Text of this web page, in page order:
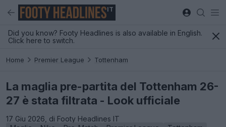
IT
Did you know? Footy Headlines is also available in English.
Click here to switch.
Home Premier League Tottenham
La maglia pre-partita del Tottenham 26-
27 è stata filtrata - Look ufficiale
17 Giu 2026, di Footy Headlines IT